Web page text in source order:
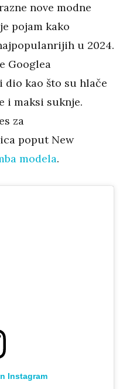
nove modne
pojam kako
u 2024.
Googlea
kao što su hlače
i maksi suknje.
za
poput New
modela.
Instagram